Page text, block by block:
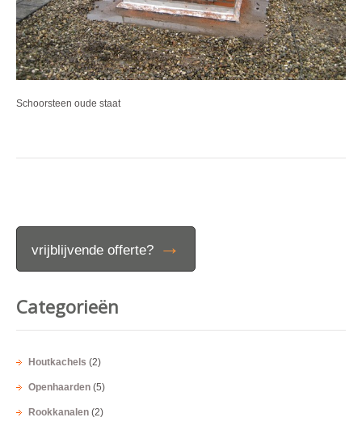
Schoorsteen oude staat
vrijblijvende offerte? →
Categorieën
Houtkachels (2)
Openhaarden (5)
Rookkanalen (2)